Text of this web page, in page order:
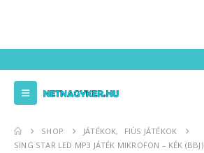
SHOP JÁTÉKOK,
FIÚS JÁTÉKOK
SING STAR LED MP3 JÁTÉK MIKROFON – KÉK (BBJ)